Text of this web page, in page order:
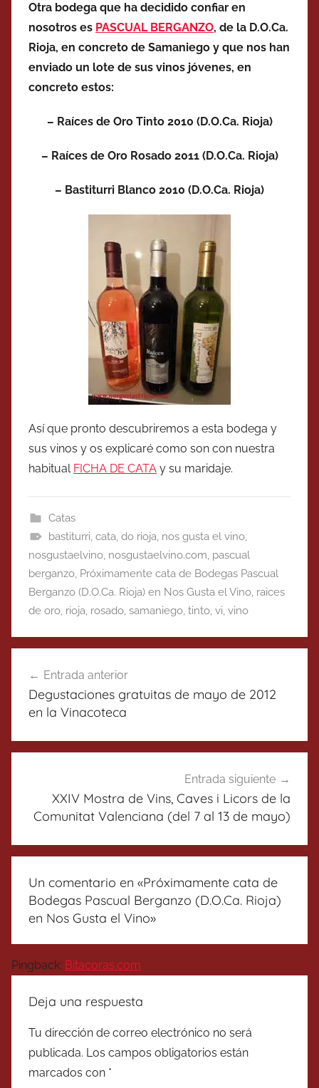
Otra bodega que ha decidido confiar en
nosotros es PASCUAL BERGANZO, de la D.O.Ca.
Rioja, en concreto de Samaniego y que nos han
enviado un lote de sus vinos jóvenes, en
concreto estos:
– Raíces de Oro Tinto 2010 (D.O.Ca. Rioja)
– Raíces de Oro Rosado 2011 (D.O.Ca. Rioja)
– Bastiturri Blanco 2010 (D.O.Ca. Rioja)
Así que pronto descubriremos a esta bodega y
sus vinos y os explicaré como son con nuestra
habitual FICHA DE CATA y su maridaje.
Catas
bastiturri, cata, do rioja, nos gusta el vino,
nosgustaelvino, nosgustaelvino.com, pascual
berganzo, Próximamente cata de Bodegas Pascual
Berganzo (D.O.Ca. Rioja) en Nos Gusta el Vino, raices
de oro, rioja, rosado, samaniego, tinto, vi, vino
de
entradas
Entrada anterior
Degustaciones gratuitas de mayo de 2012
en la Vinacoteca
Entrada siguiente
XXIV Mostra de Vins, Caves i Licors de la
Comunitat Valenciana (del 7 al 13 de mayo)
Un comentario en «Próximamente cata de
Bodegas Pascual Berganzo (D.O.Ca. Rioja)
en Nos Gusta el Vino»
Pingback: Bitacoras.com
Deja una respuesta
Tu dirección de correo electrónico no será
publicada. Los campos obligatorios están
marcados con *